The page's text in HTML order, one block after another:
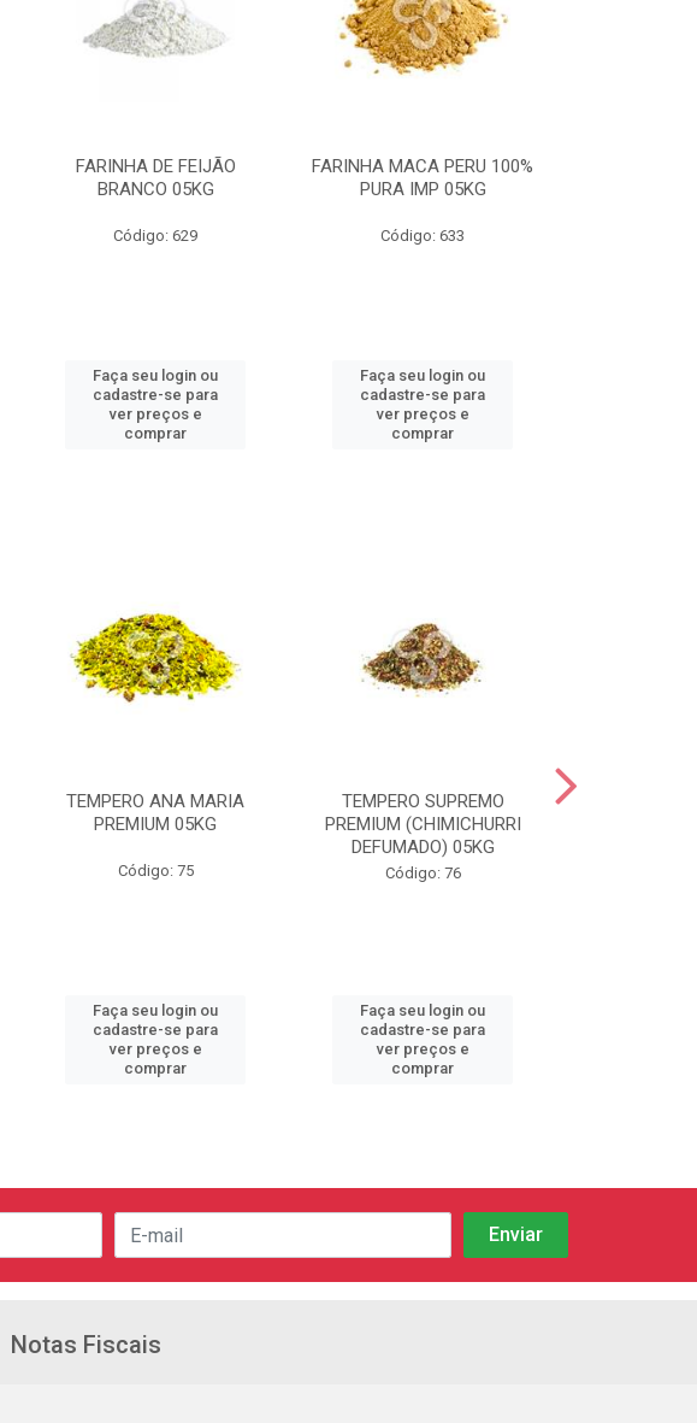
FARINHA DE FEIJÃO
BRANCO 05KG
Código: 629
Faça seu login ou
cadastre-se para
ver preços e
comprar
FARINHA MACA PERU 100%
PURA IMP 05KG
Código: 633
Faça seu login ou
cadastre-se para
ver preços e
comprar
TEMPERO ANA MARIA
PREMIUM 05KG
Código: 75
Faça seu login ou
cadastre-se para
ver preços e
comprar
TEMPERO SUPREMO
PREMIUM (CHIMICHURRI
DEFUMADO) 05KG
Código: 76
Faça seu login ou
cadastre-se para
ver preços e
comprar
Notas Fiscais